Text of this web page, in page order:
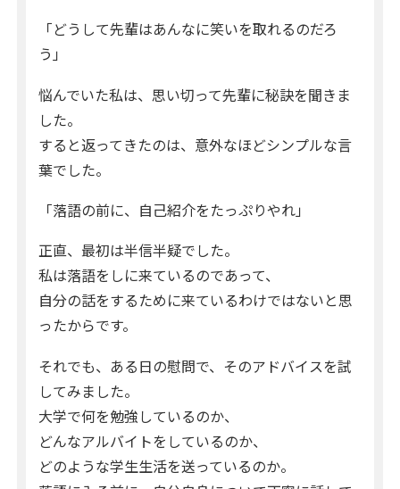
「どうして先輩はあんなに笑いを取れるのだろ
う」
悩んでいた私は、思い切って先輩に秘訣を聞きま
した。
すると返ってきたのは、意外なほどシンプルな言
葉でした。
「落語の前に、自己紹介をたっぷりやれ」
正直、最初は半信半疑でした。
私は落語をしに来ているのであって、
自分の話をするために来ているわけではないと思
ったからです。
それでも、ある日の慰問で、そのアドバイスを試
してみました。
大学で何を勉強しているのか、
どんなアルバイトをしているのか、
どのような学生生活を送っているのか。